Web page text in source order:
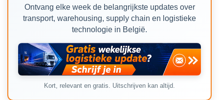
Ontvang elke week de belangrijkste updates over
transport, warehousing, supply chain en logistieke
technologie in België.
Kort, relevant en gratis. Uitschrijven kan altijd.